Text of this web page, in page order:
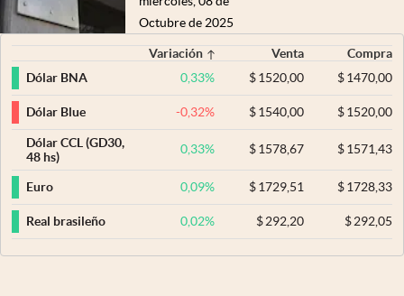
Octubre de 2025
Variación Venta
Compra
Dólar BNA
0,33% $ 1520,00 $1470,00
Dólar Blue -0,32% $ 1540,00 $1520,00
Dólar CCL (GD30,
48 hs)
0,33% $ 1578,67 $1571,43
Euro 0,09% $ 1729,51 $1728,33
Real brasileño 0,02% $ 292,20 $292,05